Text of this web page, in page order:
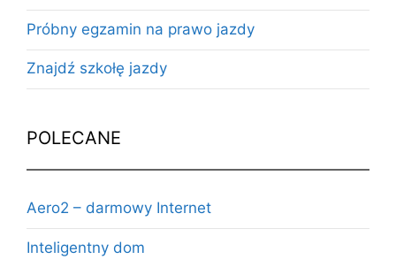
Próbny egzamin na prawo jazdy
Znajdź szkołę jazdy
POLECANE
Aero2 – darmowy Internet
Inteligentny dom